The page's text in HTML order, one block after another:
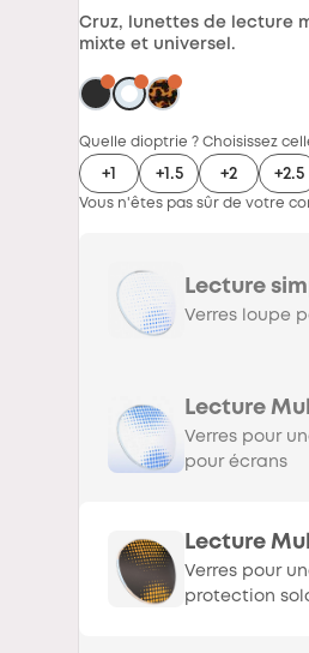
Cruz, lunettes de lecture
mixte et universel.
Quelle dioptrie ? Choisissez
+1 +1.5 +2 +2.5
Vous n'êtes pas sûr de votre
Lecture
Verres loupe
Lecture
Verres pour
pour écrans
Lecture
Verres pour
protection